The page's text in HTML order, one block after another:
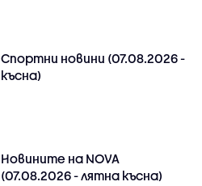
Спортни новини (07.08.2026 -
късна)
Новините на NOVA
(07.08.2026 - лятна късна)